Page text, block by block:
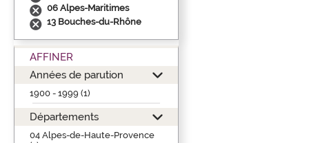
06 Alpes-Maritimes
13 Bouches-du-Rhône
AFFINER
Années de parution
1900 - 1999 (1)
Départements
04 Alpes-de-Haute-Provence